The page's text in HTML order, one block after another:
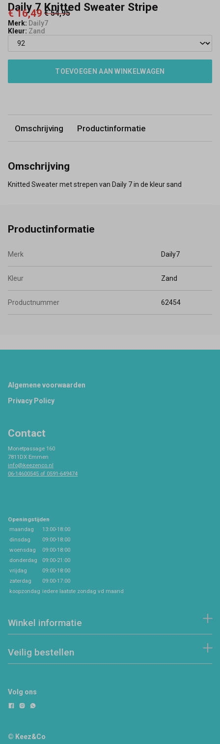
Daily 7 Knitted Sweater Stripe
€ 16,49 € 54,95
Merk: Daily7
Kleur: Zand
TOEVOEGEN AAN WINKELWAGEN
Omschrijving Productinformatie
Omschrijving
Knitted Sweater met strepen van Daily 7 in de kleur sand
Productinformatie
Merk Daily7
Kleur Zand
Productnummer 62454
Footer
Algemene voorwaarden
Privacy Policy
Contact
Monetpassage 160
7811DX Emmen
info@keezenco.nl
06-14600545 of 0591-649474
Openingstijden
maandag
13:00-18:00
dinsdag
09:00-18:00
woensdag
09:00-18:00
donderdag
09:00-21:00
vrijdag
09:00-18:00
zaterdag
09:00-17:00
koopzondag iedere laatste zondag vd maand
Winkel informatie
Veilig bestellen
Volg ons
© Keez&Co